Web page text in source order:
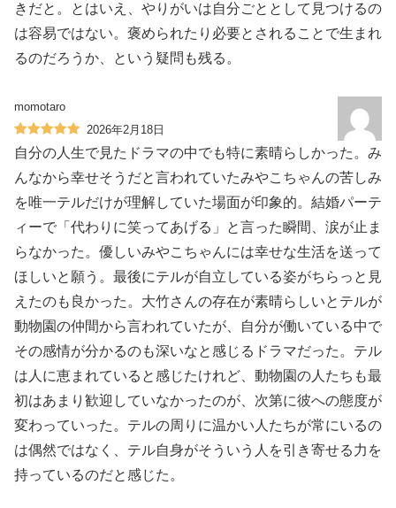
きだと。とはいえ、やりがいは自分ごととして見つけるの
は容易ではない。褒められたり必要とされることで生まれ
るのだろうか、という疑問も残る。
momotaro
2026年2月18日
自分の人生で見たドラマの中でも特に素晴らしかった。み
んなから幸せそうだと言われていたみやこちゃんの苦しみ
を唯一テルだけが理解していた場面が印象的。結婚パーテ
ィーで「代わりに笑ってあげる」と言った瞬間、涙が止ま
らなかった。優しいみやこちゃんには幸せな生活を送って
ほしいと願う。最後にテルが自立している姿がちらっと見
えたのも良かった。大竹さんの存在が素晴らしいとテルが
動物園の仲間から言われていたが、自分が働いている中で
その感情が分かるのも深いなと感じるドラマだった。テル
は人に恵まれていると感じたけれど、動物園の人たちも最
初はあまり歓迎していなかったのが、次第に彼への態度が
変わっていった。テルの周りに温かい人たちが常にいるの
は偶然ではなく、テル自身がそういう人を引き寄せる力を
持っているのだと感じた。